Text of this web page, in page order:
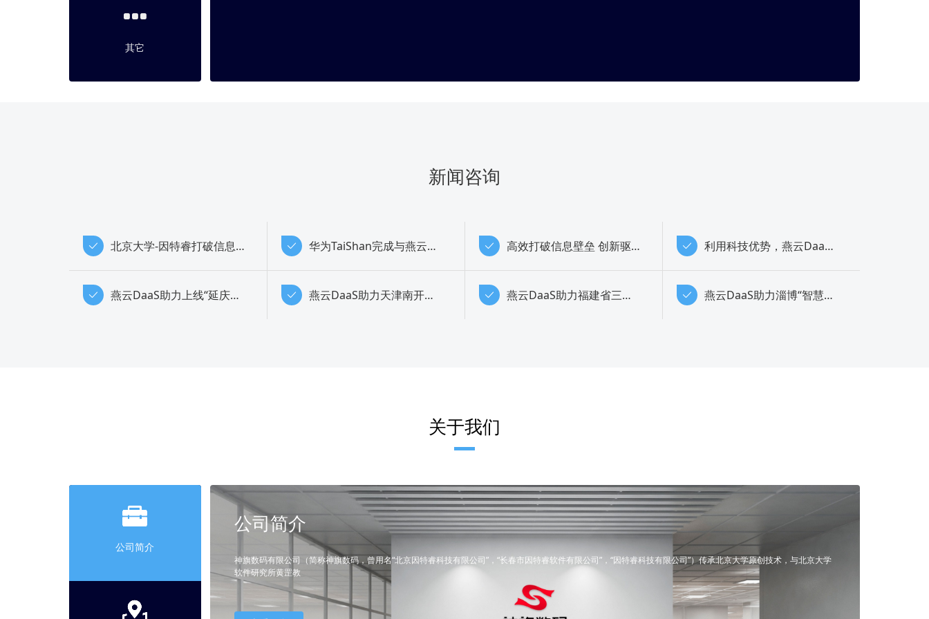
其它
新闻咨询
北京大学-因特睿打破信息孤岛项目成果获国家技术发明一等奖 华为TaiShan完成与燕云DaaS四款产品兼容性互认证 高效打破信息壁垒 创新驱动数字中国&mdash;&mdash;因特睿亮相2018数博会 利用科技优势，燕云DaaS助力威海“智慧防控”
燕云DaaS助力上线“延庆区开复工信息登记系统” 燕云DaaS助力天津南开区精准防控复工复产 燕云DaaS助力福建省三明市精准打赢疫情防控战 燕云DaaS助力淄博“智慧战役”
关于我们
公司简介
公司简介
神旗数码有限公司（简称神旗数码，曾用名“北京因特睿科技有限公司”，“长春市因特睿软件有限公司”，“因特睿科技有限公司”）传承北京大学原创技术，与北京大学
软件研究所黄罡教